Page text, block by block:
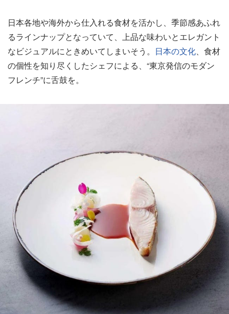
日本各地や海外から仕入れる食材を活かし、季節感あふれ
るラインナップとなっていて、上品な味わいとエレガント
なビジュアルにときめいてしまいそう。 日本の文化、食材
の個性を知り尽くしたシェフによる、“東京発信のモダン
フレンチ”に舌鼓を。